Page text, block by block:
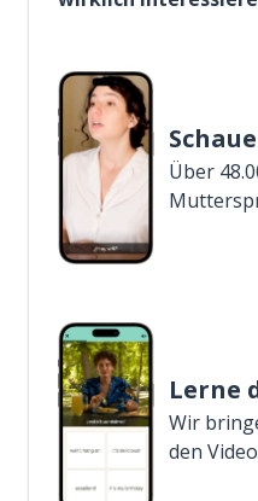
Über
Lerne
Wir
den